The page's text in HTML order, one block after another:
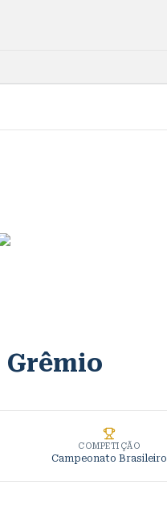
Grêmio
COMPETIÇÃO
Campeonato Brasileiro